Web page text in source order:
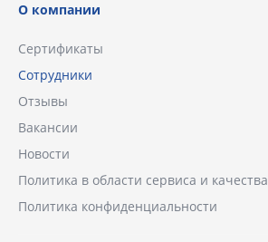
О компании
Сертификаты
Сотрудники
Отзывы
Вакансии
Новости
Политика в области сервиса и качества
Политика конфиденциальности